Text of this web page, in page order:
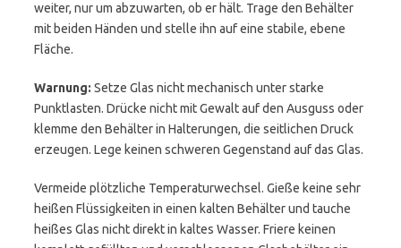
weiter, nur um abzuwarten, ob er hält. Trage den Behälter
mit beiden Händen und stelle ihn auf eine stabile, ebene
Fläche.
Warnung: Setze Glas nicht mechanisch unter starke
Punktlasten. Drücke nicht mit Gewalt auf den Ausguss oder
klemme den Behälter in Halterungen, die seitlichen Druck
erzeugen. Lege keinen schweren Gegenstand auf das Glas.
Vermeide plötzliche Temperaturwechsel. Gieße keine sehr
heißen Flüssigkeiten in einen kalten Behälter und tauche
heißes Glas nicht direkt in kaltes Wasser. Friere keinen